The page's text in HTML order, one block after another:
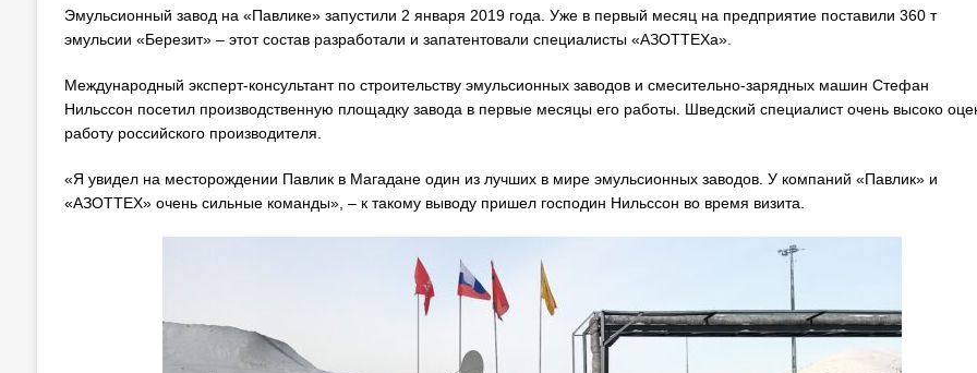
Эмульсионный завод на «Павлике» запустили 2 января 2019 года. Уже в первый месяц на предприятие поставили 360 т
эмульсии «Березит» – этот состав разработали и запатентовали специалисты «АЗОТТЕХа».
Международный эксперт-консультант по строительству эмульсионных заводов и смесительно-зарядных машин Стефан
Нильссон посетил производственную площадку завода в первые месяцы его работы. Шведский специалист очень высоко
работу российского производителя.
«Я увидел на месторождении Павлик в Магадане один из лучших в мире эмульсионных заводов. У компаний «Павлик» и
«АЗОТТЕХ» очень сильные команды», – к такому выводу пришел господин Нильссон во время визита.